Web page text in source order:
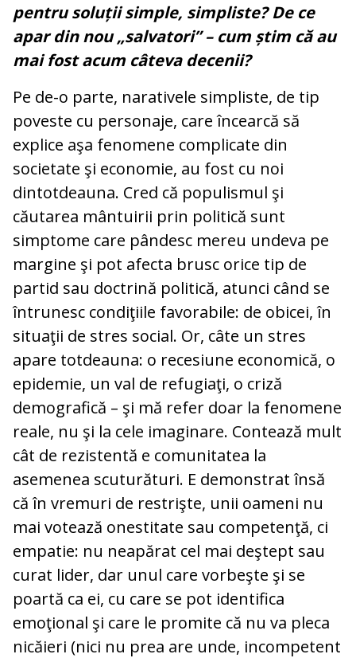
pentru soluții simple, simpliste? De ce
apar din nou „salvatori” – cum știm că au
mai fost acum câteva decenii?
Pe de-o parte, narativele simpliste, de tip
poveste cu personaje, care încearcă să
explice aşa fenomene complicate din
societate şi economie, au fost cu noi
dintotdeauna. Cred că populismul şi
căutarea mântuirii prin politică sunt
simptome care pândesc mereu undeva pe
margine şi pot afecta brusc orice tip de
partid sau doctrină politică, atunci când se
întrunesc condiţiile favorabile: de obicei, în
situaţii de stres social. Or, câte un stres
apare totdeauna: o recesiune economică, o
epidemie, un val de refugiaţi, o criză
demografică – şi mă refer doar la fenomene
reale, nu şi la cele imaginare. Contează mult
cât de rezistentă e comunitatea la
asemenea scuturături. E demonstrat însă
că în vremuri de restrişte, unii oameni nu
mai votează onestitate sau competenţă, ci
empatie: nu neapărat cel mai deştept sau
curat lider, dar unul care vorbeşte şi se
poartă ca ei, cu care se pot identifica
emoţional şi care le promite că nu va pleca
nicăieri (nici nu prea are unde, incompetent